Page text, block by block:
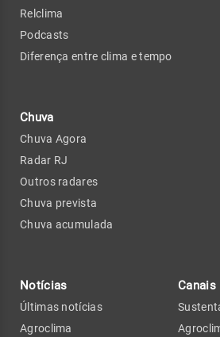
Relclima
Podcasts
Diferença entre clima e tempo
Chuva
Chuva Agora
Radar RJ
Outros radares
Chuva prevista
Chuva acumulada
Notícias
Últimas notícias
Agroclima
Canais